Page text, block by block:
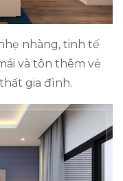
nhàng, tinh tế
và tôn thêm vẻ
gia đình.